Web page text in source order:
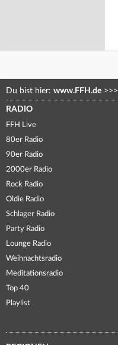
Du bist hier: www.FFH.de >>>
RADIO
FFH Live
80er Radio
90er Radio
2000er Radio
Rock Radio
Oldie Radio
Schlager Radio
Party Radio
Lounge Radio
Weihnachtsradio
Meditationsradio
Top 40
Playlist